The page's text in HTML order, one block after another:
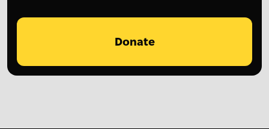
Donate